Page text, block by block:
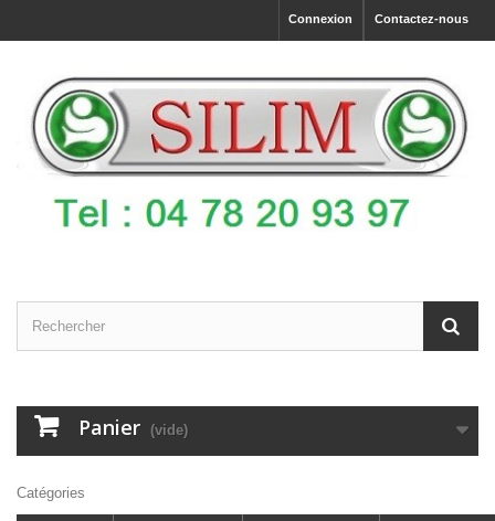
Contactez-nous
Connexion
Panier (vide)
Catégories